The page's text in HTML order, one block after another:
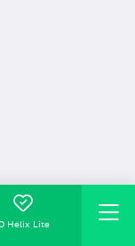
Helix Lite